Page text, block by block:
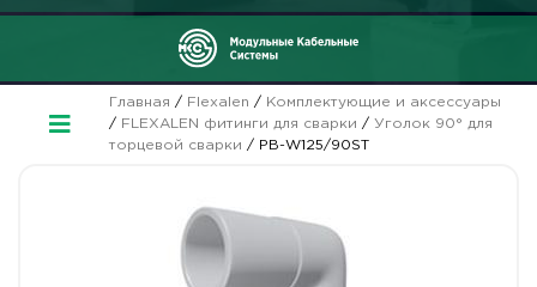
Главная / Flexalen / Комплектующие и аксессуары
/ FLEXALEN фитинги для сварки / Уголок 90° для
торцевой сварки / PB-W125/90ST